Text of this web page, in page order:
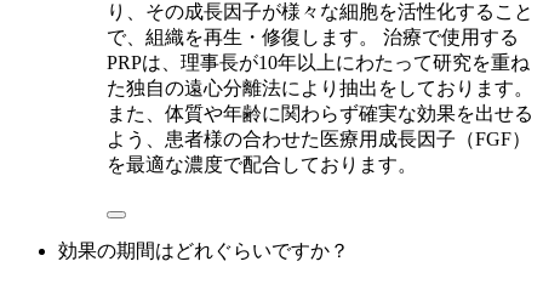
り、その成長因子が様々な細胞を活性化すること
で、組織を再生・修復します。 治療で使用する
PRPは、理事長が10年以上にわたって研究を重ね
た独自の遠心分離法により抽出をしております。
また、体質や年齢に関わらず確実な効果を出せる
よう、患者様の合わせた医療用成長因子（FGF）
を最適な濃度で配合しております。
効果の期間はどれぐらいですか？